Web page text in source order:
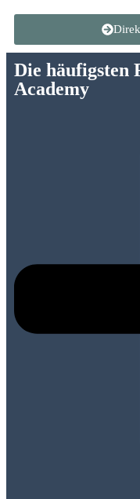
Die häufigsten
Academy